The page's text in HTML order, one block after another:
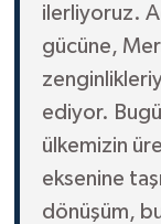
ilerliyoruz.
gücüne,
ediyor.
ülkemizin
eksenine
dönüşüm,